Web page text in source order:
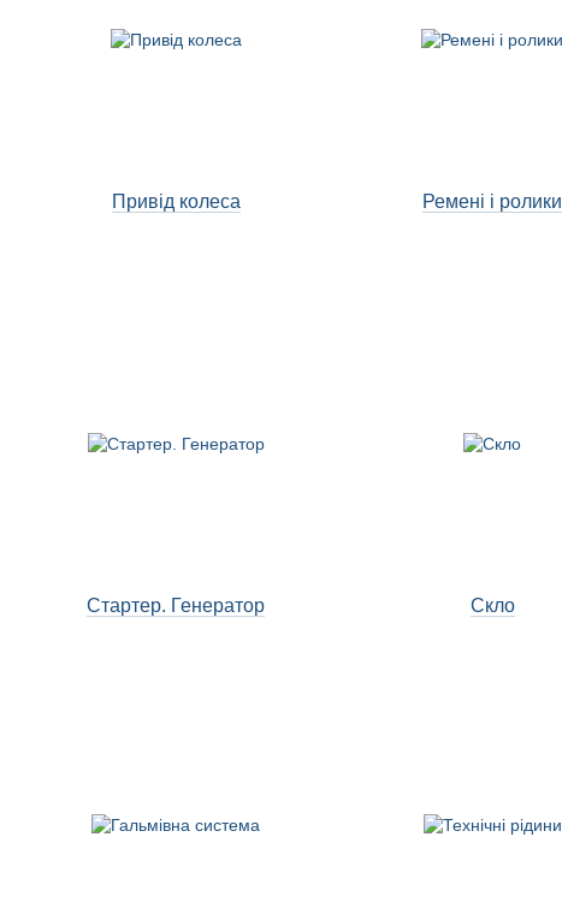
Привід колеса Ремені і ролики
Стартер. Генератор Скло